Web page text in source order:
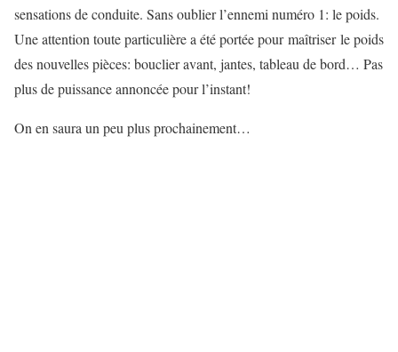
sensations de conduite. Sans oublier l’ennemi numéro 1: le poids.
Une attention toute particulière a été portée pour maîtriser le poids
des nouvelles pièces: bouclier avant, jantes, tableau de bord… Pas
plus de puissance annoncée pour l’instant!
On en saura un peu plus prochainement…